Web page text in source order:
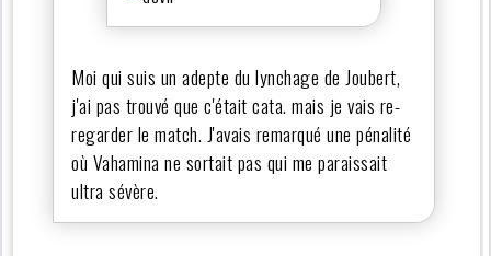
Moi qui suis un adepte du lynchage de Joubert,
j'ai pas trouvé que c'était cata. mais je vais re-
regarder le match. J'avais remarqué une pénalité
où Vahamina ne sortait pas qui me paraissait
ultra sévère.